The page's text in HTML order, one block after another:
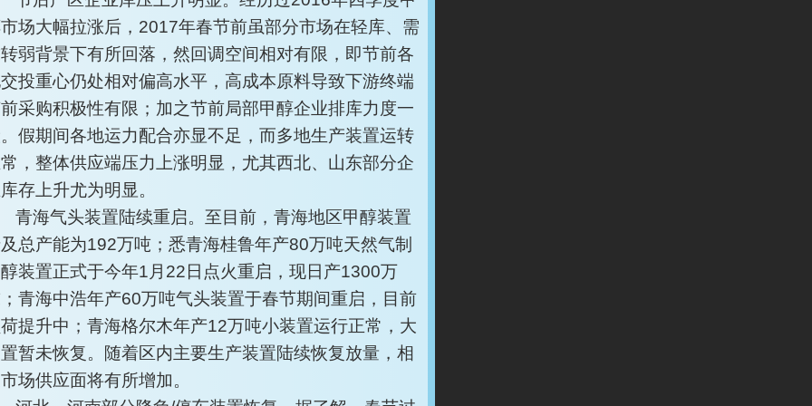
场大幅拉涨后，2017年春节前虽部分市场在轻库、需
弱背景下有所回落，然回调空间相对有限，即节前各
投重心仍处相对偏高水平，高成本原料导致下游终端
采购积极性有限；加之节前局部甲醇企业排库力度一
假期间各地运力配合亦显不足，而多地生产装置运转
，整体供应端压力上涨明显，尤其西北、山东部分企
存上升尤为明显。
气头装置陆续重启。至目前，青海地区甲醇装置
总产能为192万吨；悉青海桂鲁年产80万吨天然气制
装置正式于今年1月22日点火重启，现日产1300万
青海中浩年产60万吨气头装置于春节期间重启，目前
提升中；青海格尔木年产12万吨小装置运行正常，大
暂未恢复。随着区内主要生产装置陆续恢复放量，相
场供应面将有所增加。